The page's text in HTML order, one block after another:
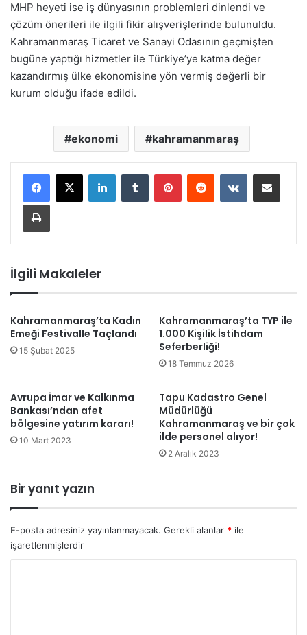
MHP heyeti ise iş dünyasının problemleri dinlendi ve
çözüm önerileri ile ilgili fikir alışverişlerinde bulunuldu.
Kahramanmaraş Ticaret ve Sanayi Odasının geçmişten
bugüne yaptığı hizmetler ile Türkiye’ye katma değer
kazandırmış ülke ekonomisine yön vermiş değerli bir
kurum olduğu ifade edildi.
ekonomi kahramanmaraş
LinkedInTumblr PinterestReddit VKontakteE-Posta ile paylaş
Yazdır
İlgili Makaleler
Kahramanmaraş’ta Kadın
Emeği Festivalle Taçlandı
15 Şubat 2025
Kahramanmaraş’ta TYP ile
1.000 Kişilik İstihdam
Seferberliği!
18 Temmuz 2026
Avrupa İmar ve Kalkınma
Bankası’ndan afet
bölgesine yatırım kararı!
10 Mart 2023
Tapu Kadastro Genel
Müdürlüğü
Kahramanmaraş ve bir çok
ilde personel alıyor!
2 Aralık 2023
Bir yanıt yazın
E-posta adresiniz yayınlanmayacak. Gerekli alanlar * ile
işaretlenmişlerdir